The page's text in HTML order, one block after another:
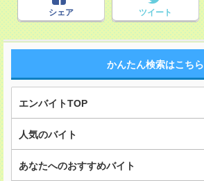
シェア ツイート
かんたん検索はこちら
エンバイトTOP
人気のバイト
あなたへのおすすめバイト